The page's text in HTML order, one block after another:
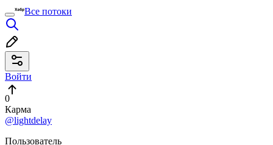
Все потоки
Войти
0
Карма
@lightdelay
Пользователь